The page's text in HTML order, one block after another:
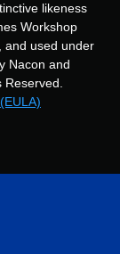
likeness
Workshop
and used under
Nacon and